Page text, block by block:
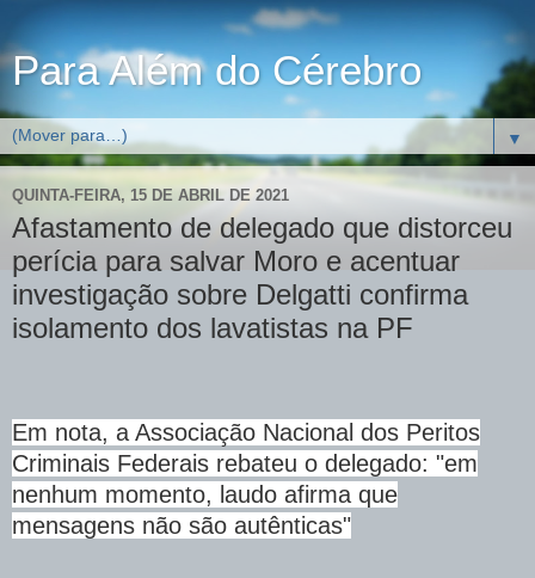
Para Além do Cérebro
▼
QUINTA-FEIRA, 15 DE ABRIL DE 2021
Afastamento de delegado que distorceu
perícia para salvar Moro e acentuar
investigação sobre Delgatti confirma
isolamento dos lavatistas na PF
Em nota, a Associação Nacional dos Peritos
Criminais Federais rebateu o delegado: "em
nenhum momento, laudo afirma que
mensagens não são autênticas"